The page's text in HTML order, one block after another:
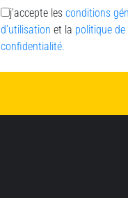
j’accepte les conditions
d’utilisation et la politique de
confidentialité.